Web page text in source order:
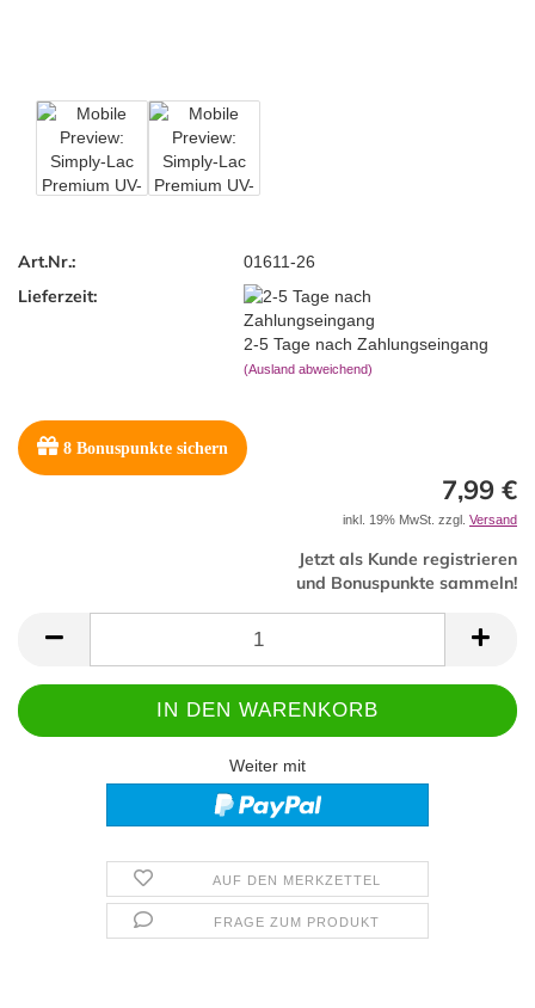
Art.Nr.: 01611-26
Lieferzeit:
2-5 Tage nach Zahlungseingang
(Ausland abweichend)
8 Bonuspunkte sichern
7,99 €
inkl. 19% MwSt. zzgl. Versand
Jetzt als Kunde registrieren
und Bonuspunkte sammeln!
Weiter mit
AUF DEN MERKZETTEL
FRAGE ZUM PRODUKT